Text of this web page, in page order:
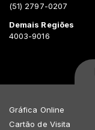
(51) 2797-0207
Demais Regiões
4003-9016
Gráfica Online
Cartão de Visita